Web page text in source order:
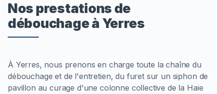
Nos prestations de
débouchage à Yerres
À Yerres, nous prenons en charge toute la chaîne du
débouchage et de l'entretien, du furet sur un siphon de
pavillon au curage d'une colonne collective de la Haie